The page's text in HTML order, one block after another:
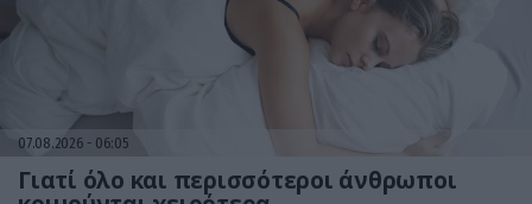
07.08.2026 06:05
Γιατί όλο και περισσότεροι άνθρωποι